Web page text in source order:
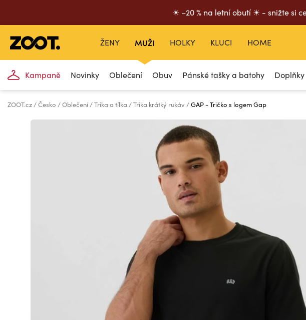
☀ –20 % na letní obutí ☀ - snižte si
ŽENY MUŽI
Kampaně Novinky Oblečení Obuv Pánské tašky a batohy Doplňky
HOLKY KLUCI HOME
ZOOT.cz Česko Oblečení Trika a tílka Trika krátký rukáv GAP - Tričko s logem Gap